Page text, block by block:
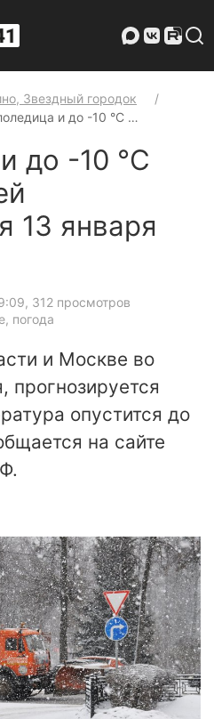
Звездный городок
и до -10 °C …
до -10 °C
13 января
, 312 просмотров
погода
и Москве во
прогнозируется
опустится до
на сайте